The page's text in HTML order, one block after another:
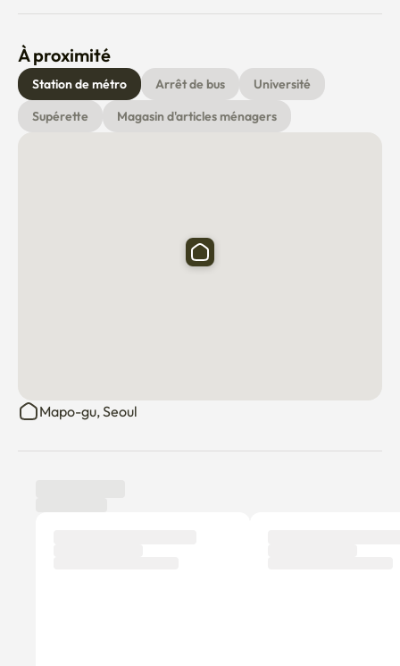
À proximité
Station de métro Arrêt de bus
Université
Supérette
Magasin d'articles ménagers
Mapo-gu, Seoul